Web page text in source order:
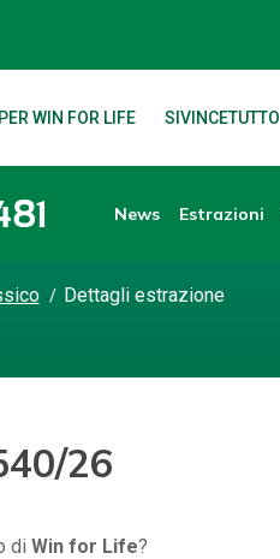
WIN FOR LIFE SIVINCETUTTO
News Estrazioni
Dettagli estrazione
26
di Win for Life?